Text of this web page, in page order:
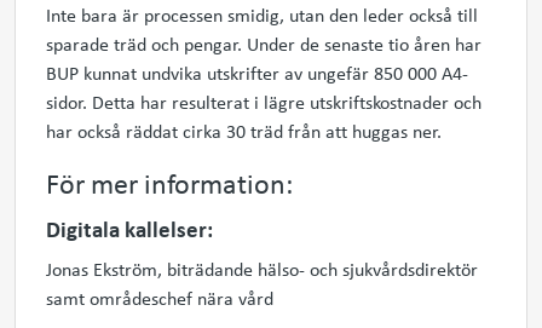
Inte bara är processen smidig, utan den leder också till
sparade träd och pengar. Under de senaste tio åren har
BUP kunnat undvika utskrifter av ungefär 850 000 A4-
sidor. Detta har resulterat i lägre utskriftskostnader och
har också räddat cirka 30 träd från att huggas ner.
För mer information:
Digitala kallelser:
Jonas Ekström, biträdande hälso- och sjukvårdsdirektör
samt områdeschef nära vård